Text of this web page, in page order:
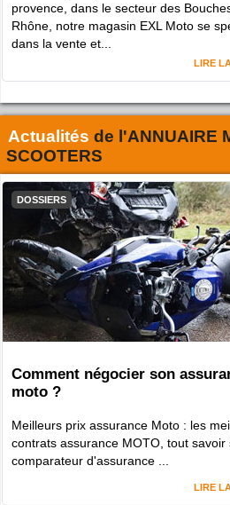
provence, dans le secteur des
Rhône, notre magasin EXL Moto se
dans la vente et...
LIRE
Actualités de l'ANNUAIRE
SCOOTERS
DOSSIERS
Comment négocier son
moto ?
Meilleurs prix assurance Moto : les
contrats assurance MOTO, tout savoir
comparateur d'assurance ...
LIRE